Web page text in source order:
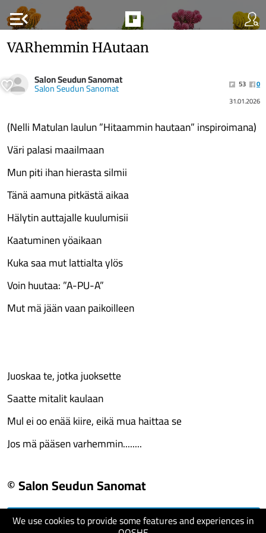
menu_open
We use cookies to provide some features and experiences in
VARhemmin HAutaan
Salon Seudun Sanomat
Salon Seudun Sanomat 53
0
31.01.2026
(Nelli Matulan laulun ”Hitaammin hautaan” inspiroimana)
Väri palasi maailmaan
Mun piti ihan hierasta silmii
Tänä aamuna pitkästä aikaa
Hälytin auttajalle kuulumisii
Kaatuminen yöaikaan
Kuka saa mut lattialta ylös
Voin huutaa: ”A-PU-A”
Mut mä jään vaan paikoilleen
Juoskaa te, jotka juoksette
Saatte mitalit kaulaan
Mul ei oo enää kiire, eikä mua haittaa se
Jos mä pääsen varhemmin........
© Salon Seudun Sanomat